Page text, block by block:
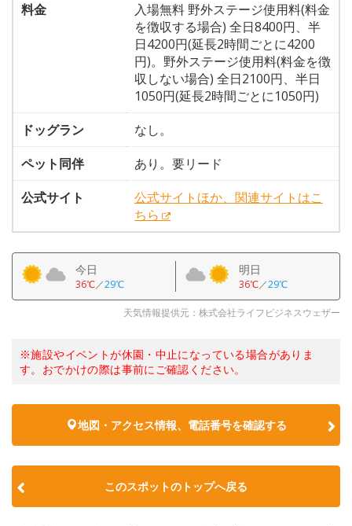
料金
入場無料 野外ステージ使用料(料金
を徴収する場合) 全日8400円、半
日4200円(延長2時間ごとに4200
円)。野外ステージ使用料(料金を徴
収しない場合) 全日2100円、半日
1050円(延長2時間ごとに1050円)
ドッグラン
なし。
ペット同伴
あり。要リード
公式サイト
公式サイトほか、関連サイトはこ
ちら
今日
36℃／29℃
明日
36℃／29℃
天気情報提供元：株式会社ライフビジネスウェザー
※施設やイベントが休園・中止になっている場合がありま
す。おでかけの際は事前にご確認ください。
地図・アクセス情報、電話番号を確認する
このスポットのトップへ戻る